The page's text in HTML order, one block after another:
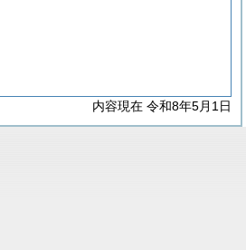
内容現在 令和8年5月1日